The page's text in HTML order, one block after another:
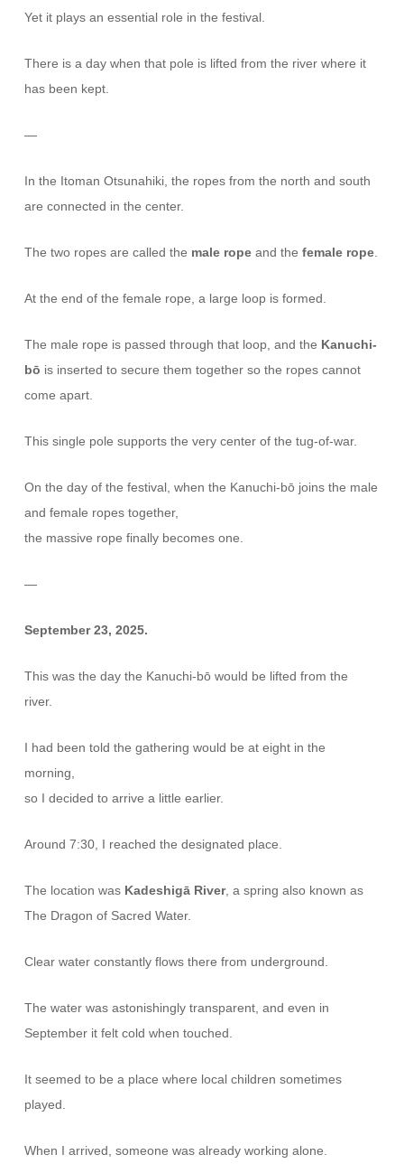
Yet it plays an essential role in the festival.
There is a day when that pole is lifted from the river where it
has been kept.
—
In the Itoman Otsunahiki, the ropes from the north and south
are connected in the center.
The two ropes are called the male rope and thefemale rope
At the end of the female rope, a large loop is formed.
The male rope is passed through that loop, and the Kanuchi-
bō is inserted to secure them together so the ropes cannot
come apart.
This single pole supports the very center of the tug-of-war.
On the day of the festival, when the Kanuchi-bō joins the male
and female ropes together,
the massive rope finally becomes one.
—
September 23, 2025.
This was the day the Kanuchi-bō would be lifted from the
river.
I had been told the gathering would be at eight in the
morning,
so I decided to arrive a little earlier.
Around 7:30, I reached the designated place.
The location was Kadeshigā River, a spring also known as
The Dragon of Sacred Water.
Clear water constantly flows there from underground.
The water was astonishingly transparent, and even in
September it felt cold when touched.
It seemed to be a place where local children sometimes
played.
When I arrived, someone was already working alone.